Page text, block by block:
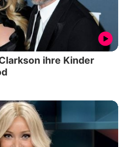
ihre Kinder